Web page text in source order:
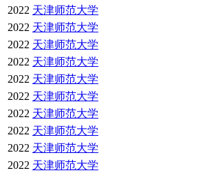
2022 天津师范大学
2022 天津师范大学
2022 天津师范大学
2022 天津师范大学
2022 天津师范大学
2022 天津师范大学
2022 天津师范大学
2022 天津师范大学
2022 天津师范大学
2022 天津师范大学